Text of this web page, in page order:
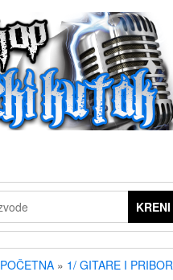
KRENI
POČETNA » 1/ GITARE I PRIBOR